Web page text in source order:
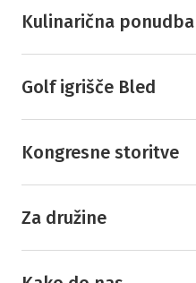
Kulinarična
Golf igrišče Bled
Kongresne storitve
Za družine